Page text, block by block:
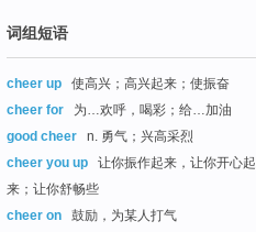
词组短语
cheer up
使高兴；高兴起来；使振奋
cheer for
为…欢呼，喝彩；给…加油
good cheer
n. 勇气；兴高采烈
cheer you up
让你振作起来，让你开心起
来；让你舒畅些
cheer on
鼓励，为某人打气